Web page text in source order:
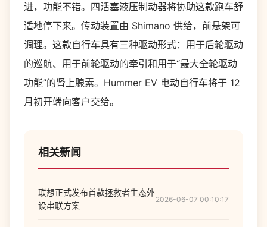
进，功能不错。四活塞液压制动器将协助这款跑车舒
适地停下来。传动装置由 Shimano 供给，前悬架可
调理。这款自行车具有三种驱动形式：用于后轮驱动
的巡航、用于前轮驱动的牵引和用于“最大全轮驱动
功能”的肾上腺素。Hummer EV 电动自行车将于 12
月初开端向客户交给。
相关新闻
联想正式发布首款拯救者生态外
设串联方案
2026-06-07 00:10:17